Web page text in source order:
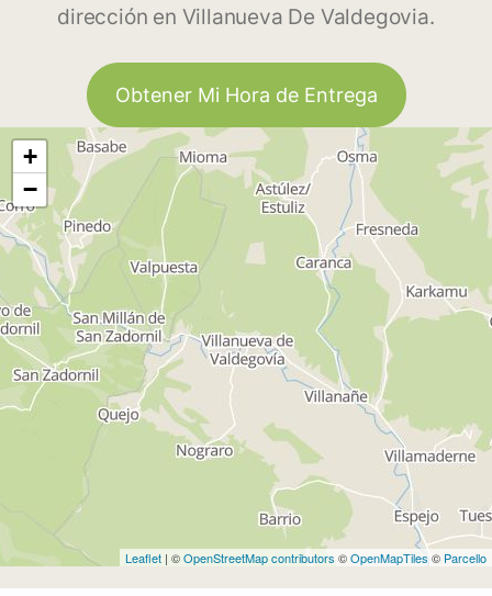
dirección en Villanueva De Valdegovia.
Obtener Mi Hora de Entrega
+
−
Leaflet | ©OpenStreetMap contributors ©OpenMapTiles© Parcello